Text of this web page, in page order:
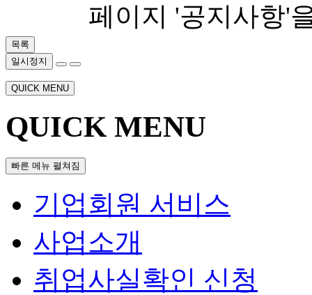
페이지 '공지사항'
목록
일시정지
QUICK MENU
QUICK MENU
빠른 메뉴 펼쳐짐
기업회원 서비스
사업소개
취업사실확인 신청